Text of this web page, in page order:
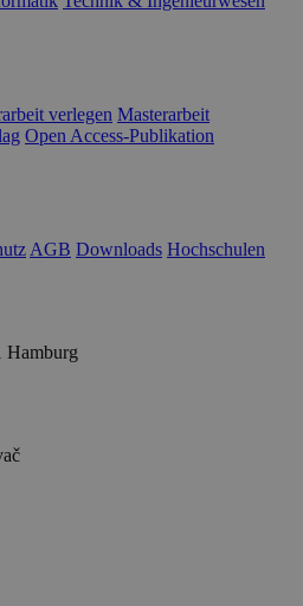
verlegen Masterarbeit
Open Access-Publikation
AGB Downloads Hochschulen
Hamburg